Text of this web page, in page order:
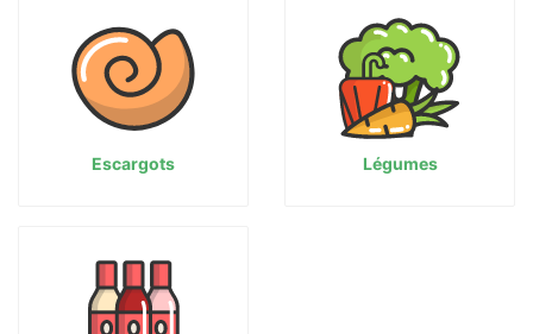
Escargots Légumes